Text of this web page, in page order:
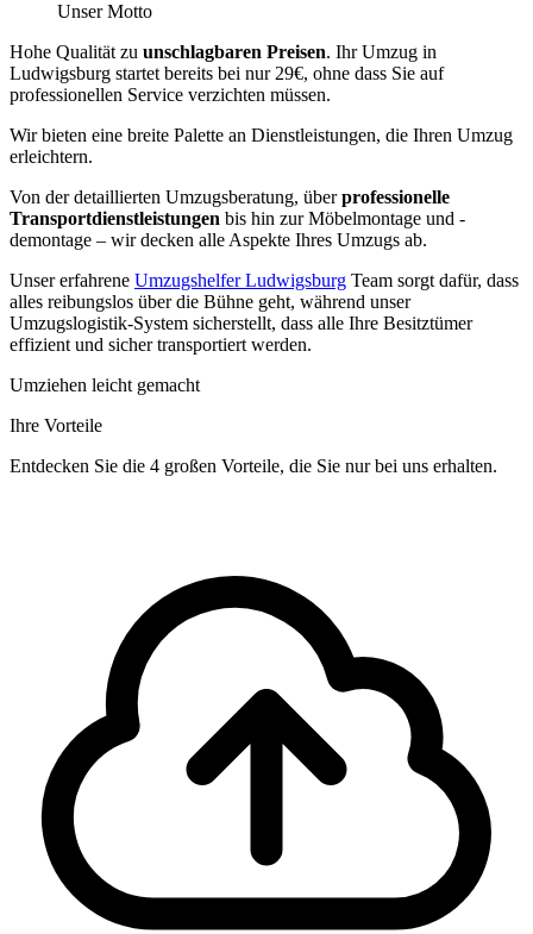
Unser Motto
Hohe Qualität zu unschlagbaren Preisen. Ihr Umzug in
Ludwigsburg startet bereits bei nur 29€, ohne dass Sie auf
professionellen Service verzichten müssen.
Wir bieten eine breite Palette an Dienstleistungen, die Ihren Umzug
erleichtern.
Von der detaillierten Umzugsberatung, überprofessionelle
Transportdienstleistungen bis hin zur Möbelmontage und -
demontage – wir decken alle Aspekte Ihres Umzugs ab.
Unser erfahrene Umzugshelfer Ludwigsburg Team sorgt dafür, dass
alles reibungslos über die Bühne geht, während unser
Umzugslogistik-System sicherstellt, dass alle Ihre Besitztümer
effizient und sicher transportiert werden.
Umziehen leicht gemacht
Ihre Vorteile
Entdecken Sie die 4 großen Vorteile, die Sie nur bei uns erhalten.